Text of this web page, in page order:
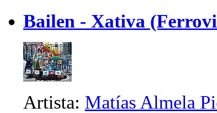
Bailen - Xativa
Artista: Matías Almela